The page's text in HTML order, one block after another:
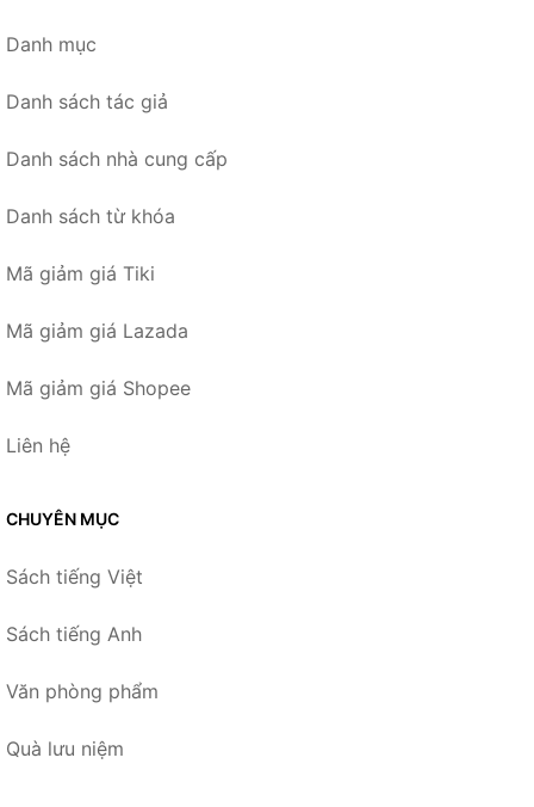
Danh mục
Danh sách tác giả
Danh sách nhà cung cấp
Danh sách từ khóa
Mã giảm giá Tiki
Mã giảm giá Lazada
Mã giảm giá Shopee
Liên hệ
CHUYÊN MỤC
Sách tiếng Việt
Sách tiếng Anh
Văn phòng phẩm
Quà lưu niệm